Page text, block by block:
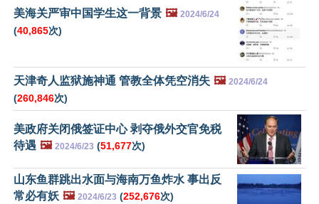
美海关严审中国学生这一背景 🖼️ 2024/6/24
(40,865次)
天津奇人监狱施神通 管教全体凭空消失 🖼️ 2024/6/24
(260,846次)
美政府关闭俄签证中心 剥夺俄外交官免税
待遇 🖼️ 2024/6/23 (51,677次)
山东鱼群跳出水面与海南万鱼炸水 事出反
常必有妖 🖼️ 2024/6/23 (252,676次)